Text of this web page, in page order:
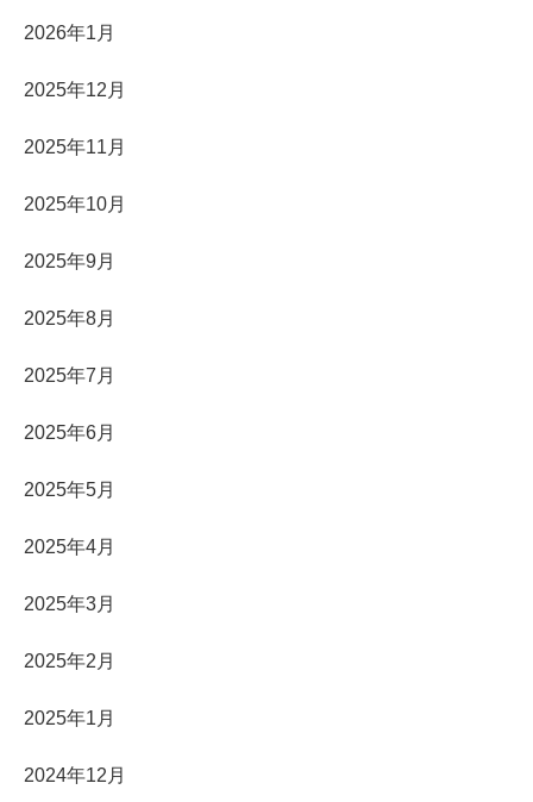
2026年1月
2025年12月
2025年11月
2025年10月
2025年9月
2025年8月
2025年7月
2025年6月
2025年5月
2025年4月
2025年3月
2025年2月
2025年1月
2024年12月